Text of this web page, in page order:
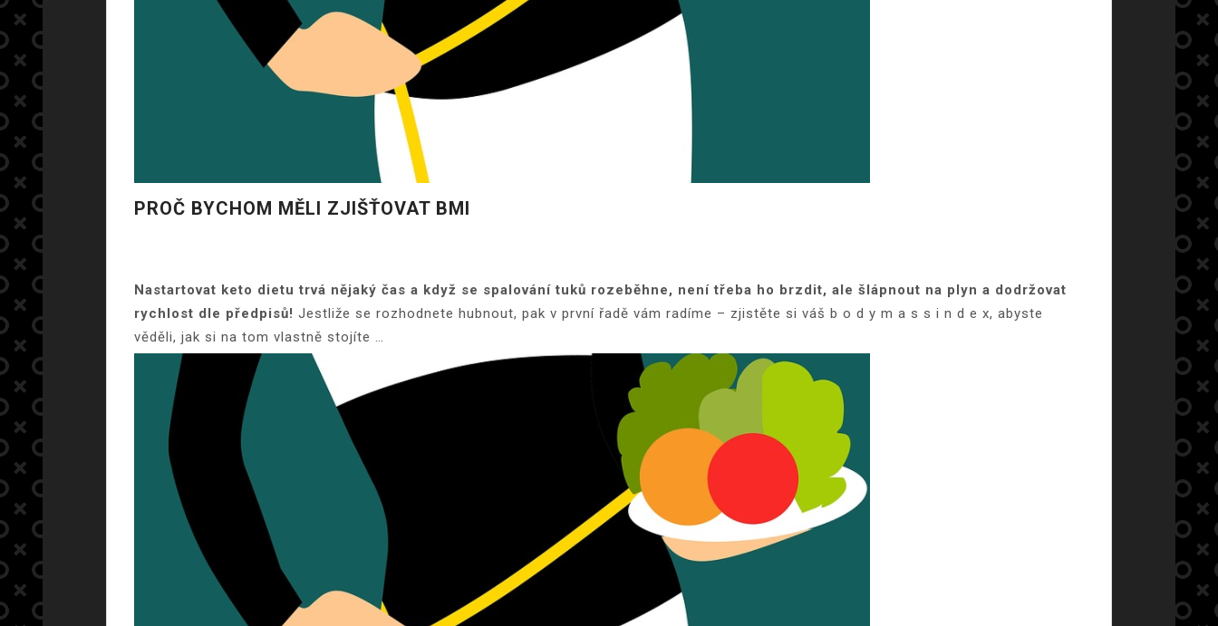
PROČ BYCHOM MĚLI ZJIŠŤOVAT BMI
Nastartovat keto dietu trvá nějaký čas a když se spalování tuků rozeběhne, není třeba ho brzdit, ale šlápnout na plyn a dodržovat
rychlost dle předpisů! Jestliže se rozhodnete hubnout, pak v první řadě vám radíme – zjistěte si váš b o d y m a s s i n d e x, abyste
věděli, jak si na tom vlastně stojíte …